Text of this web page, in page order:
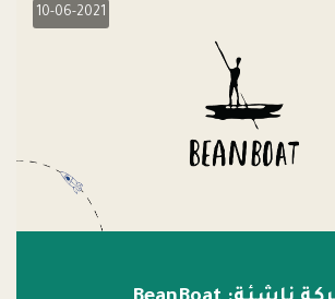
10-06-2021